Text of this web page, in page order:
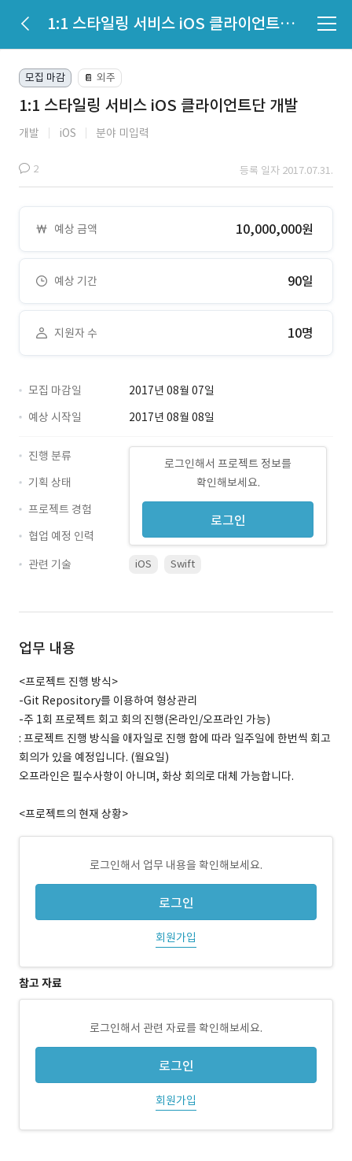
1:1 스타일링 서비스 iOS 클라이언트단 개발
모집 마감 📔 외주
1:1 스타일링 서비스 iOS 클라이언트단 개발
개발 iOS 분야 미입력
2 등록 일자 2017.07.31.
예상 금액 10,000,000원
예상 기간 90일
지원자 수 10명
모집 마감일
2017년 08월 07일
예상 시작일
2017년 08월 08일
로그인해서 프로젝트 정보를
확인해보세요.
로그인
진행 분류
기획 상태
프로젝트 경험
협업 예정 인력
관련 기술
iOS Swift
업무 내용
<프로젝트 진행 방식>
-Git Repository를 이용하여 형상관리
-주 1회 프로젝트 회고 회의 진행(온라인/오프라인 가능)
: 프로젝트 진행 방식을 애자일로 진행 함에 따라 일주일에 한번씩 회고
회의가 있을 예정입니다. (월요일)
오프라인은 필수사항이 아니며, 화상 회의로 대체 가능합니다.
<프로젝트의 현재 상황>
로그인해서 업무 내용을 확인해보세요.
로그인
회원가입
참고 자료
로그인해서 관련 자료를 확인해보세요.
로그인
회원가입